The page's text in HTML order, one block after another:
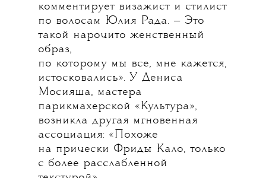
комментирует визажист и стилист
по волосам Юлия Рада. — Это
такой нарочито женственный
образ,
по которому мы все, мне кажется,
истосковались». У Дениса
Мосияша, мастера
парикмахерской «Культура»,
возникла другая мгновенная
ассоциация: «Похоже
на прически Фриды Кало, только
с более расслабленной